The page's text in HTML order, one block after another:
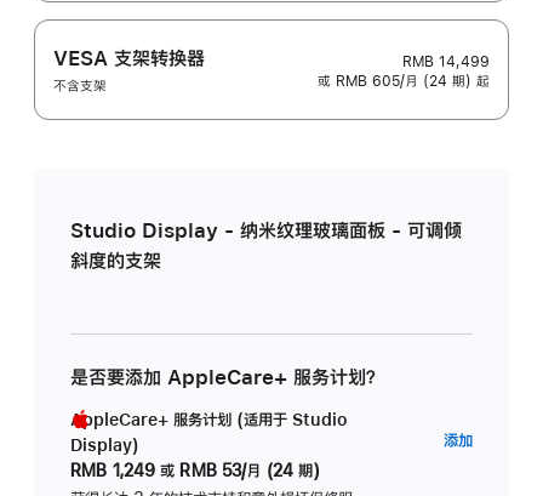
VESA 支架转换器
不含支架
RMB 14,499
或 RMB 605/月 (24 期) 起
Studio Display - 纳米纹理玻璃面板 - 可调倾
斜度的支架
是否要添加 AppleCare+ 服务计划？
AppleCare+ 服务计划 (适用于 Studio
Display)
RMB 1,249 或 RMB 53/月 (24 期)
添加